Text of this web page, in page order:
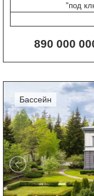
"под
890 000
бассейн